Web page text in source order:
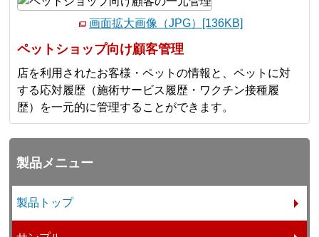
画面拡大画像（JPG）[136KB]
ペットショップ向け顧客管理
店を利用されたお客様・ペットの情報と、ペットに対
する応対履歴（施術サービス履歴・ワクチン接種履
歴）を一元的に管理することができます。
製品メニュー
製品トップ